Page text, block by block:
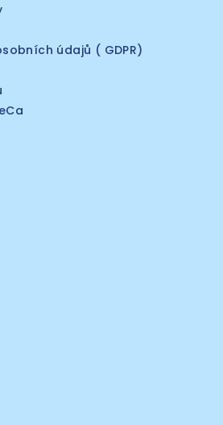
údajů ( GDPR)